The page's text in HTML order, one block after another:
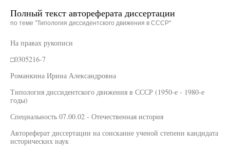
Полный текст автореферата диссертации
по теме "Типология диссидентского движения в СССР"
На правах рукописи
□0305216-7
Романкина Ирина Александровна
Типология диссидентского движения в СССР (1950-е - 1980-е
годы)
Специальность 07.00.02 - Отечественная история
Автореферат диссертации на соискание ученой степени кандидата
исторических наук